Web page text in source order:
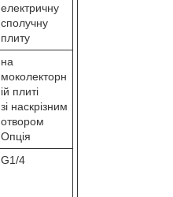
електричну
сполучну
плиту
на
моколекторн
ій плиті
зі наскрізним
отвором
Опція
G1/4